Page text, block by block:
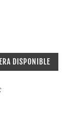
DISPONIBLE